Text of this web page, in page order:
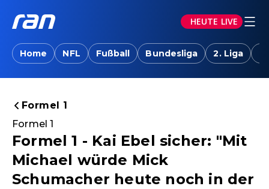
HEUTE LIVE
Home NFL Fußball Bundesliga 2. Liga
Formel 1
Formel 1
Formel 1 - Kai Ebel sicher: "Mit
Michael würde Mick
Schumacher heute noch in der